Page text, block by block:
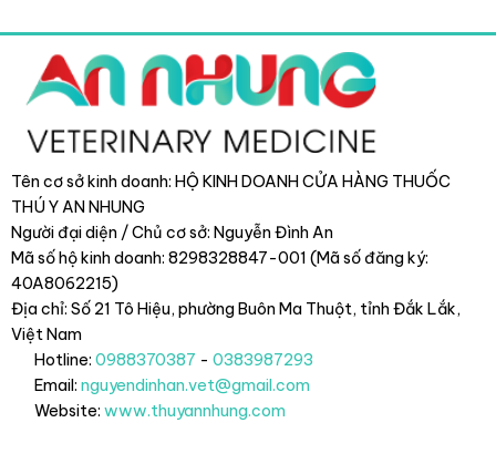
Tên cơ sở kinh doanh: HỘ KINH DOANH CỬA HÀNG THUỐC
THÚ Y AN NHUNG
Người đại diện / Chủ cơ sở: Nguyễn Đình An
Mã số hộ kinh doanh: 8298328847-001 (Mã số đăng ký:
40A8062215)
Địa chỉ: Số 21 Tô Hiệu, phường Buôn Ma Thuột, tỉnh Đắk Lắk,
Việt Nam
Hotline: 0988370387 - 0383987293
Email: nguyendinhan.vet@gmail.com
Website: www.thuyannhung.com